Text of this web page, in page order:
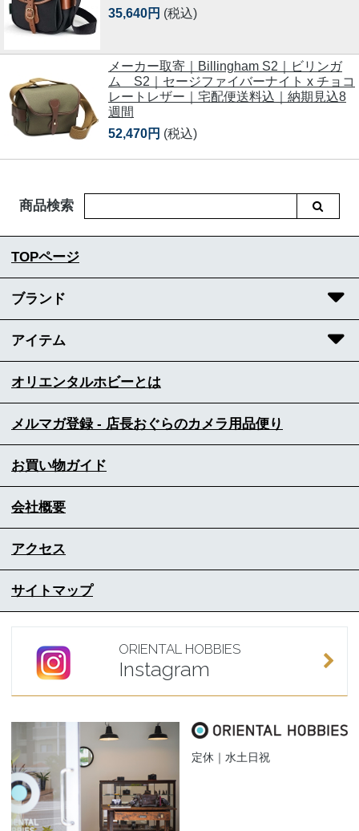
35,640円 (税込)
メーカー取寄｜Billingham S2｜ビリンガ
ム S2｜セージファイバーナイト x チョコ
レートレザー｜宅配便送料込｜納期見込8
週間
52,470円 (税込)
商品検索
TOPページ
ブランド
アイテム
オリエンタルホビーとは
メルマガ登録 - 店長おぐらのカメラ用品便り
お買い物ガイド
会社概要
アクセス
サイトマップ
ORIENTAL HOBBIES
Instagram
定休｜水土日祝